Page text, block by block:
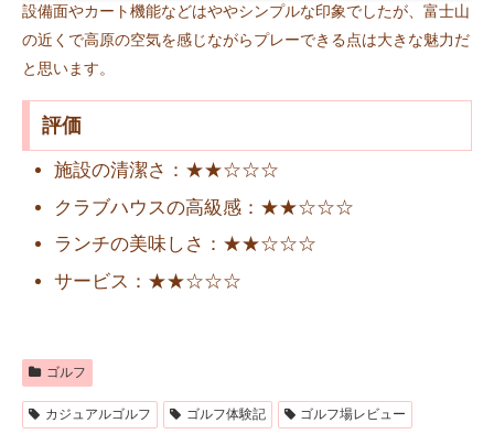
設備面やカート機能などはややシンプルな印象でしたが、富士山
の近くで高原の空気を感じながらプレーできる点は大きな魅力だ
と思います。
評価
施設の清潔さ：★★☆☆☆
クラブハウスの高級感：★★☆☆☆
ランチの美味しさ：★★☆☆☆
サービス：★★☆☆☆
ゴルフ
カジュアルゴルフ ゴルフ体験記 ゴルフ場レビュー